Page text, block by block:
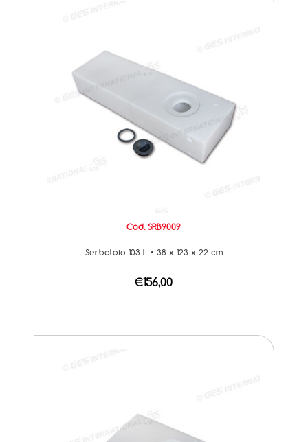
Cod. SRB9009
Serbatoio 103 L • 38 x 123 x 22 cm
€156,00